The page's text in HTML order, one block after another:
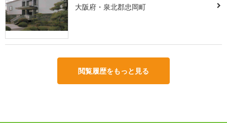
大阪府・泉北郡忠岡町
閲覧履歴をもっと見る